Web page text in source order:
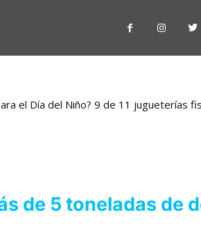
el Día del Niño? 9 de 11 jugueterías
de 5 toneladas de